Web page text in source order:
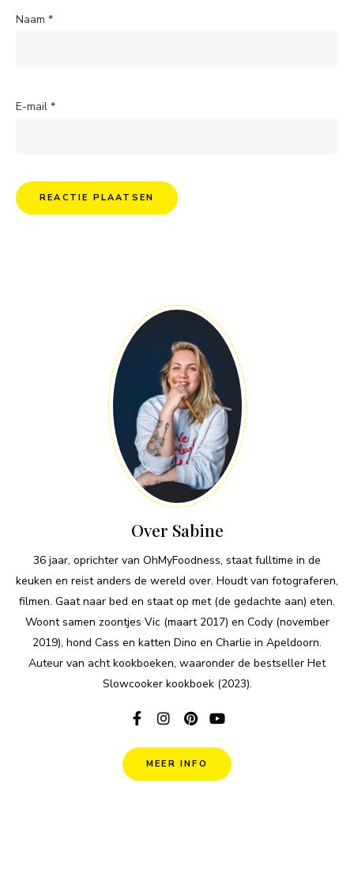
Naam *
E-mail *
Over Sabine
36 jaar, oprichter van OhMyFoodness, staat fulltime in de
keuken en reist anders de wereld over. Houdt van fotograferen,
filmen. Gaat naar bed en staat op met (de gedachte aan) eten.
Woont samen zoontjes Vic (maart 2017) en Cody (november
2019), hond Cass en katten Dino en Charlie in Apeldoorn.
Auteur van acht kookboeken, waaronder de bestseller Het
Slowcooker kookboek (2023).
MEER INFO